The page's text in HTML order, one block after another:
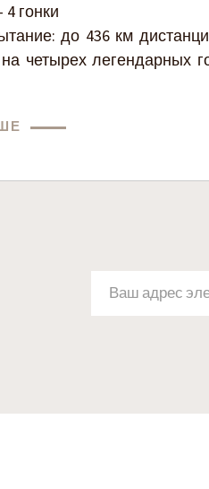
4 гонки
до 436 км
четырех легендарных